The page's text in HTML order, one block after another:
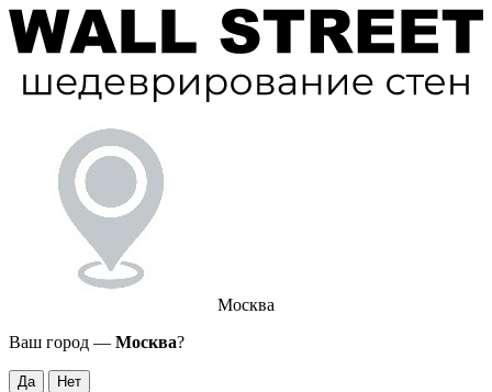
Москва
Ваш город — Москва?
Да Нет